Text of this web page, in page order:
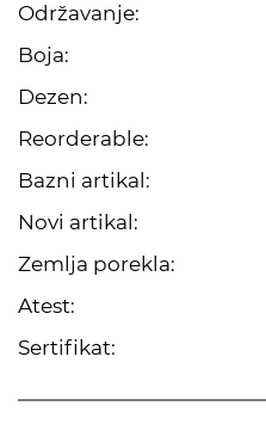
Održavanje:
Boja:
Dezen:
Reorderable:
Bazni artikal:
Novi artikal:
Zemlja porekla:
Atest:
Sertifikat: